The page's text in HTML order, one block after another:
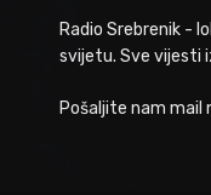
Radio Srebrenik -
svijetu. Sve vijesti
Pošaljite nam mail